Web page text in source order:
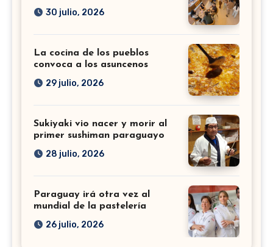
30 julio, 2026
La cocina de los pueblos
convoca a los asuncenos
29 julio, 2026
Sukiyaki vio nacer y morir al
primer sushiman paraguayo
28 julio, 2026
Paraguay irá otra vez al
mundial de la pastelería
26 julio, 2026